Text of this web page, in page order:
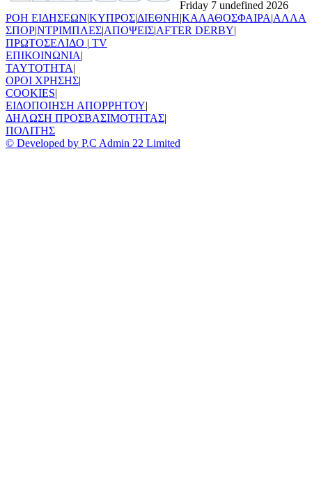
Friday 7 undefined 2026
ΡΟΗ ΕΙΔΗΣΕΩΝ|ΚΥΠΡΟΣ|ΔΙΕΘΝΗ|ΚΑΛΑΘΟΣΦΑΙΡΑ|ΑΛΛΑ
ΣΠΟΡ|ΝΤΡΙΜΠΛΕΣ|ΑΠΟΨΕΙΣ|AFTER DERBY|
ΠΡΩΤΟΣΕΛΙΔΟ | TV
ΕΠΙΚΟΙΝΩΝΙΑ|
TAYTOTHTA|
ΟΡΟΙ ΧΡΗΣΗΣ|
COOKIES|
ΕΙΔΟΠΟΙΗΣΗ ΑΠΟΡΡΗΤΟΥ|
ΔΗΛΩΣΗ ΠΡΟΣΒΑΣΙΜΟΤΗΤΑΣ|
ΠΟΛΙΤΗΣ
© Developed by P.C Admin 22 Limited